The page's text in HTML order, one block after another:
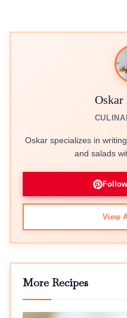
Oskar specializes in
and salads
View
More Recipes